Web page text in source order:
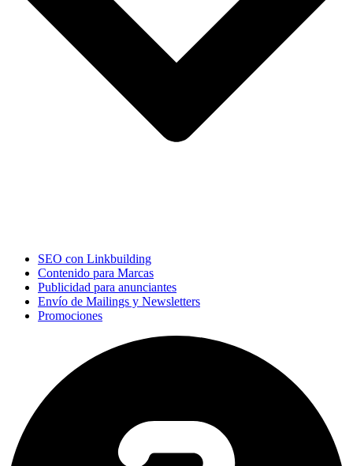
SEO con Linkbuilding
Contenido para Marcas
Publicidad para anunciantes
Envío de Mailings y Newsletters
Promociones